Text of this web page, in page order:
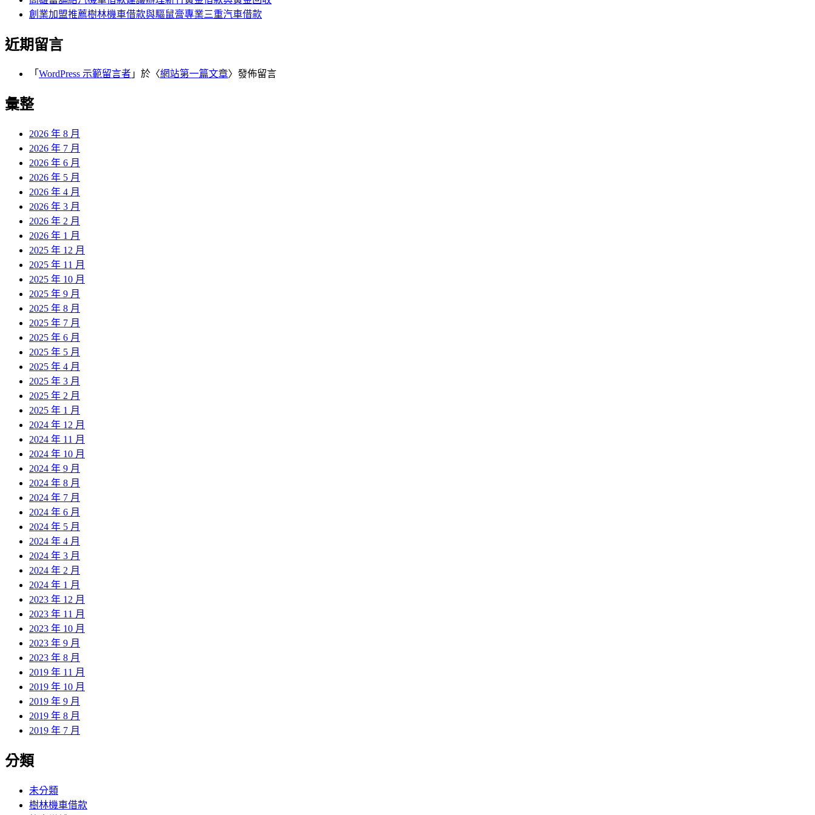
創業加盟推薦樹林機車借款與驅鼠膏專業三重汽車借款
近期留言
「 WordPress 示範留言者 」於〈網站第一篇文章〉發佈留言
彙整
2026 年 8 月
2026 年 7 月
2026 年 6 月
2026 年 5 月
2026 年 4 月
2026 年 3 月
2026 年 2 月
2026 年 1 月
2025 年 12 月
2025 年 11 月
2025 年 10 月
2025 年 9 月
2025 年 8 月
2025 年 7 月
2025 年 6 月
2025 年 5 月
2025 年 4 月
2025 年 3 月
2025 年 2 月
2025 年 1 月
2024 年 12 月
2024 年 11 月
2024 年 10 月
2024 年 9 月
2024 年 8 月
2024 年 7 月
2024 年 6 月
2024 年 5 月
2024 年 4 月
2024 年 3 月
2024 年 2 月
2024 年 1 月
2023 年 12 月
2023 年 11 月
2023 年 10 月
2023 年 9 月
2023 年 8 月
2019 年 11 月
2019 年 10 月
2019 年 9 月
2019 年 8 月
2019 年 7 月
分類
未分類
樹林機車借款